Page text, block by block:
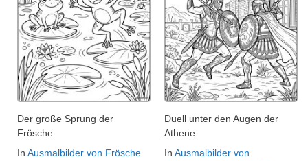
Der große Sprung der
Frösche
In Ausmalbilder von Frösche
Duell unter den Augen der
Athene
In Ausmalbilder von